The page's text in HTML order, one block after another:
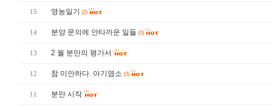
15 영농일기 (2)
14 분양 문의에 안타까운 일들 (3)
13 2 월 분만의 평가서
12 참 미안하다. 아기염소 (3)
11 분만 시작